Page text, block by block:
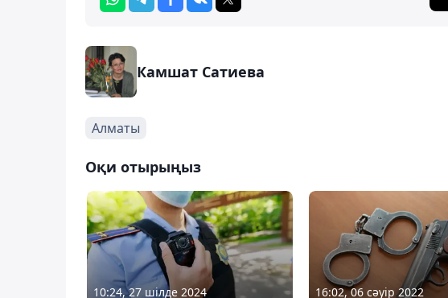
Камшат Сатиева
Алматы
Оқи отырыңыз
10:24, 27 шілде 2024 16:02, 06 сәуір 2022